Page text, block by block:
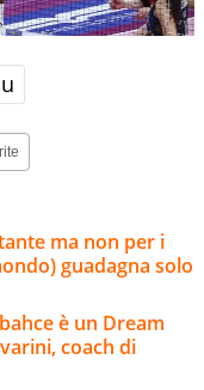
ma non per i
guadagna solo
è un Dream
coach di